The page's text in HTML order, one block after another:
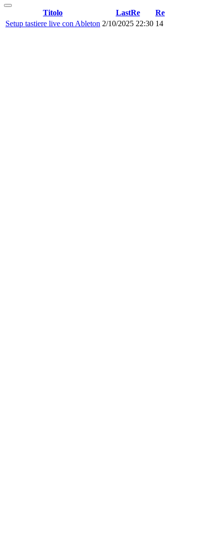
Titolo LastRe
Re
Setup tastiere live con Ableton 2/10/2025 22:30 14